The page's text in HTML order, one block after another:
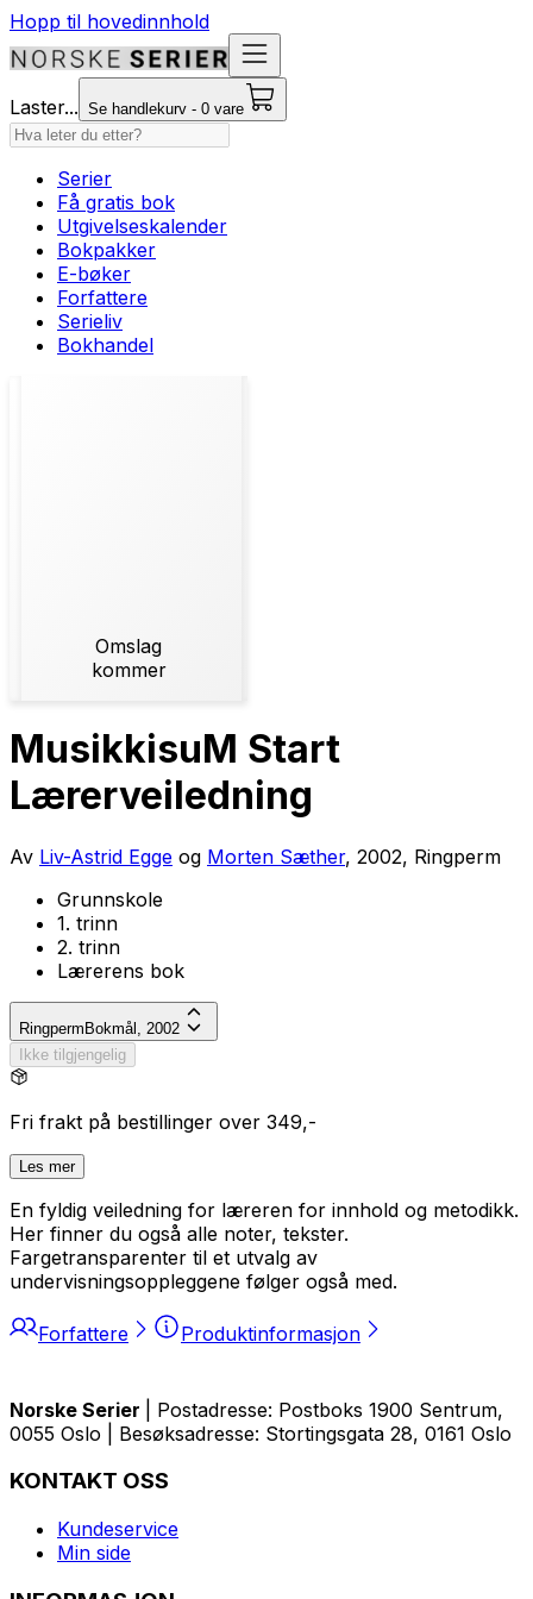
Hopp til hovedinnhold
Laster... Se handlekurv - 0 vare
Serier
Få gratis bok
Utgivelseskalender
Bokpakker
E-bøker
Forfattere
Serieliv
Bokhandel
Omslag
kommer
MusikkisuM Start
Lærerveiledning
Av Liv-Astrid Egge og Morten Sæther, 2002, Ringperm
Grunnskole
1. trinn
2. trinn
Lærerens bok
RingpermBokmål, 2002
Ikke tilgjengelig
Fri frakt på bestillinger over 349,-
Les mer
En fyldig veiledning for læreren for innhold og metodikk.
Her finner du også alle noter, tekster.
Fargetransparenter til et utvalg av
undervisningsoppleggene følger også med.
Forfattere Produktinformasjon
Norske Serier
| Postadresse: Postboks 1900 Sentrum,
0055 Oslo | Besøksadresse: Stortingsgata 28, 0161 Oslo
KONTAKT OSS
Kundeservice
Min side